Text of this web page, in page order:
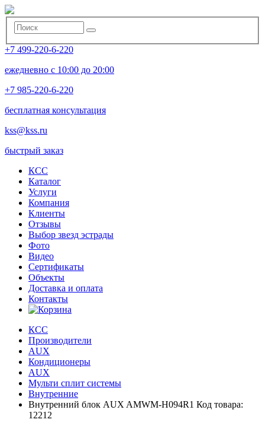
+7 499-220-6-220
ежедневно с 10:00 до 20:00
+7 985-220-6-220
бесплатная консультация
kss@kss.ru
быстрый заказ
КСС
Каталог
Услуги
Компания
Клиенты
Oтзывы
Выбор звезд эстрады
Фото
Видео
Сертификаты
Объекты
Доставка и оплата
Контакты
КСС
Производители
AUX
Кондиционеры
AUX
Мульти сплит системы
Внутренние
Внутренний блок AUX AMWM-H094R1 Код товара:
12212